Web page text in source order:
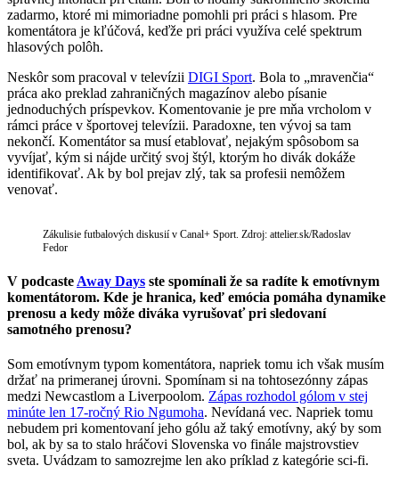
zadarmo, ktoré mi mimoriadne pomohli pri práci s hlasom. Pre
komentátora je kľúčová, keďže pri práci využíva celé spektrum
hlasových polôh.
Neskôr som pracoval v televízii DIGI Sport. Bola to „mravenčia“
práca ako preklad zahraničných magazínov alebo písanie
jednoduchých príspevkov. Komentovanie je pre mňa vrcholom v
rámci práce v športovej televízii. Paradoxne, ten vývoj sa tam
nekončí. Komentátor sa musí etablovať, nejakým spôsobom sa
vyvíjať, kým si nájde určitý svoj štýl, ktorým ho divák dokáže
identifikovať. Ak by bol prejav zlý, tak sa profesii nemôžem
venovať.
Zákulisie futbalových diskusií v Canal+ Sport. Zdroj: attelier.sk/Radoslav
Fedor
V podcaste Away Days ste spomínali že sa radíte k emotívnym
komentátorom. Kde je hranica, keď emócia pomáha dynamike
prenosu a kedy môže diváka vyrušovať pri sledovaní
samotného prenosu?
Som emotívnym typom komentátora, napriek tomu ich však musím
držať na primeranej úrovni. Spomínam si na tohtosezónny zápas
medzi Newcastlom a Liverpoolom. Zápas rozhodol gólom v stej
minúte len 17-ročný Rio Ngumoha. Nevídaná vec. Napriek tomu
nebudem pri komentovaní jeho gólu až taký emotívny, aký by som
bol, ak by sa to stalo hráčovi Slovenska vo finále majstrovstiev
sveta. Uvádzam to samozrejme len ako príklad z kategórie sci-fi.